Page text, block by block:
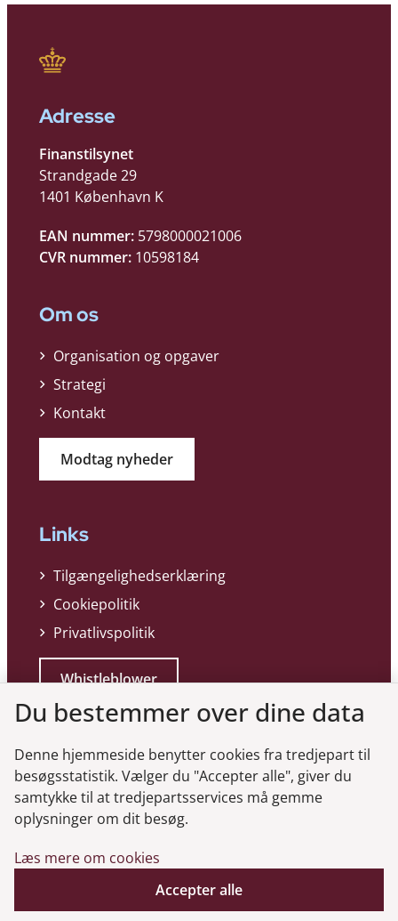
Adresse
Finanstilsynet
Strandgade 29
1401 København K
EAN nummer: 5798000021006
CVR nummer: 10598184
Om os
Organisation og opgaver
Strategi
Kontakt
Modtag nyheder
Links
Tilgængelighedserklæring
Cookiepolitik
Privatlivspolitik
Whistleblower
Genveje
Gå til virksomhedsregisteret
Gå til selskabsmeddelelser
Du bestemmer over dine data
Denne hjemmeside benytter cookies fra tredjepart til
besøgsstatistik. Vælger du "Accepter alle", giver du
samtykke til at tredjepartsservices må gemme
oplysninger om dit besøg.
Læs mere om cookies
Accepter alle